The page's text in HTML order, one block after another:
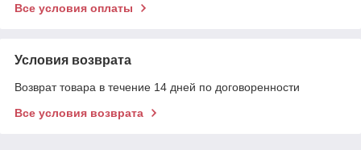
Все условия оплаты
Условия возврата
Возврат товара в течение 14 дней по договоренности
Все условия возврата